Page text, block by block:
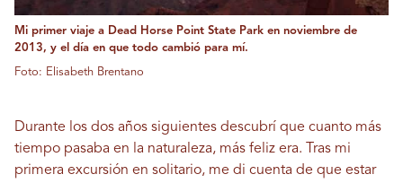
Mi primer viaje a Dead Horse Point State Park en noviembre de
2013, y el día en que todo cambió para mí.
Foto: Elisabeth Brentano
Durante los dos años siguientes descubrí que cuanto más
tiempo pasaba en la naturaleza, más feliz era. Tras mi
primera excursión en solitario, me di cuenta de que estar